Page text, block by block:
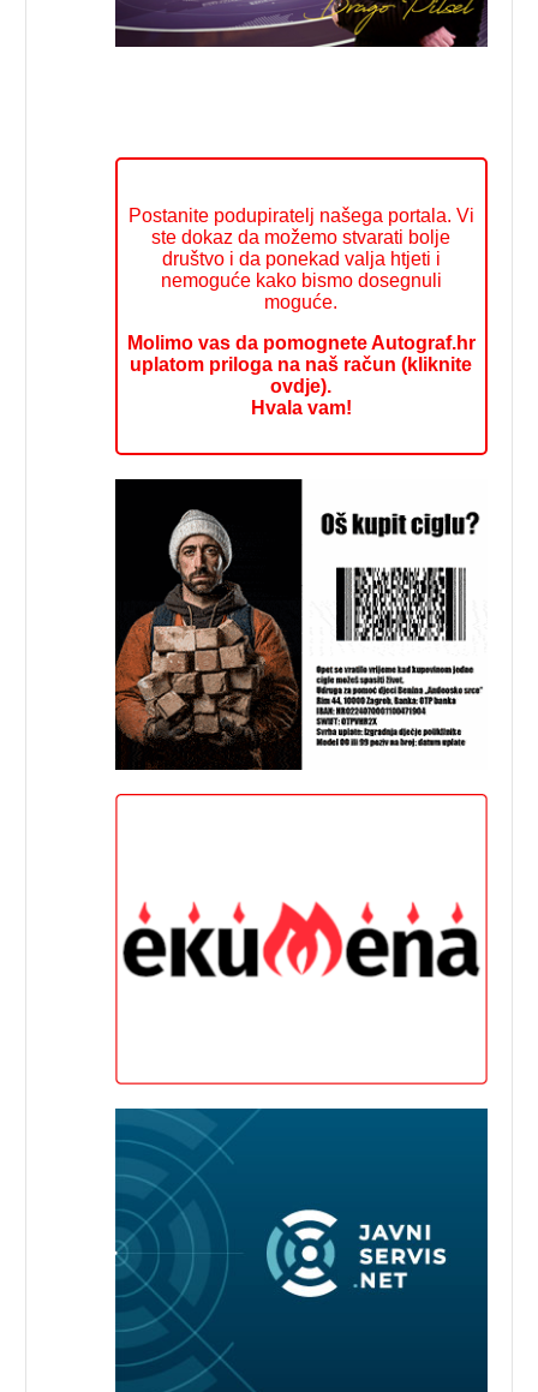
Postanite podupiratelj našega portala. Vi
ste dokaz da možemo stvarati bolje
društvo i da ponekad valja htjeti i
nemoguće kako bismo dosegnuli
moguće.
Molimo vas da pomognete Autograf.hr
uplatom priloga na naš račun (kliknite
ovdje).
Hvala vam!